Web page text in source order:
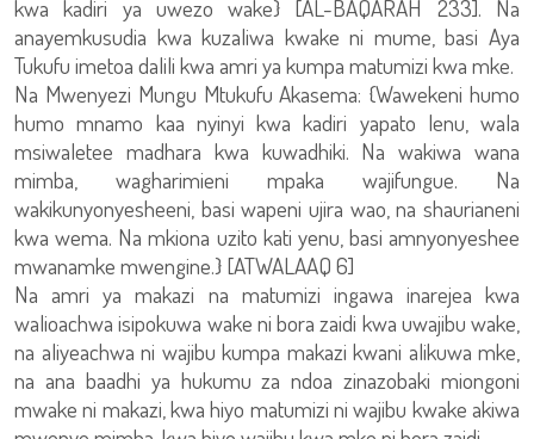
kwa kadiri ya uwezo wake} [AL-BAQARAH 233]. Na
anayemkusudia kwa kuzaliwa kwake ni mume, basi Aya
Tukufu imetoa dalili kwa amri ya kumpa matumizi kwa mke.
Na Mwenyezi Mungu Mtukufu Akasema: {Wawekeni humo
humo mnamo kaa nyinyi kwa kadiri yapato lenu, wala
msiwaletee madhara kwa kuwadhiki. Na wakiwa wana
mimba, wagharimieni mpaka wajifungue. Na
wakikunyonyesheeni, basi wapeni ujira wao, na shaurianeni
kwa wema. Na mkiona uzito kati yenu, basi amnyonyeshee
mwanamke mwengine.} [ATWALAAQ 6]
Na amri ya makazi na matumizi ingawa inarejea kwa
walioachwa isipokuwa wake ni bora zaidi kwa uwajibu wake,
na aliyeachwa ni wajibu kumpa makazi kwani alikuwa mke,
na ana baadhi ya hukumu za ndoa zinazobaki miongoni
mwake ni makazi, kwa hiyo matumizi ni wajibu kwake akiwa